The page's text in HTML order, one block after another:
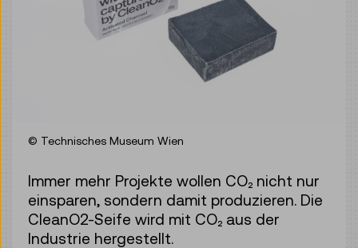
© Technisches Museum Wien
Immer mehr Projekte wollen CO₂ nicht nur
einsparen, sondern damit produzieren. Die
CleanO2-Seife wird mit CO₂ aus der
Industrie hergestellt.